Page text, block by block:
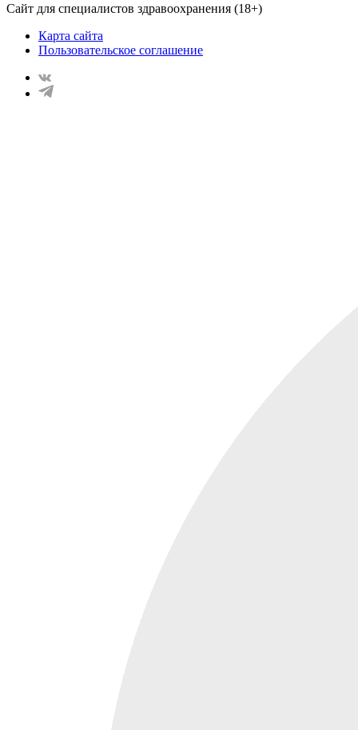
Сайт для специалистов здравоохранения (18+)
Карта сайта
Пользовательское соглашение